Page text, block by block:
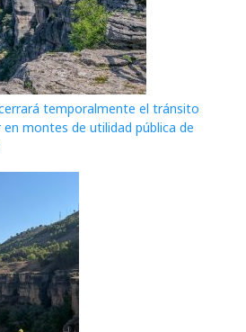
temporalmente el tránsito
montes de utilidad pública de